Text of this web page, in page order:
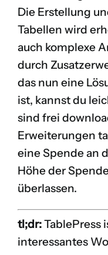
Die Erstellung
Tabellen wird
auch komplexe
durch
das nun eine
ist, kannst du
sind frei
Erweiterungen
eine Spende an
Höhe der
überlassen.
tl;dr:TablePress
interessantes